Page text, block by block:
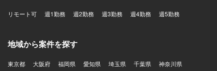
リモート可 週1勤務 週2勤務 週3勤務 週4勤務 週5勤務
地域から案件を探す
東京都 大阪府 福岡県 愛知県 埼玉県 千葉県
神奈川県